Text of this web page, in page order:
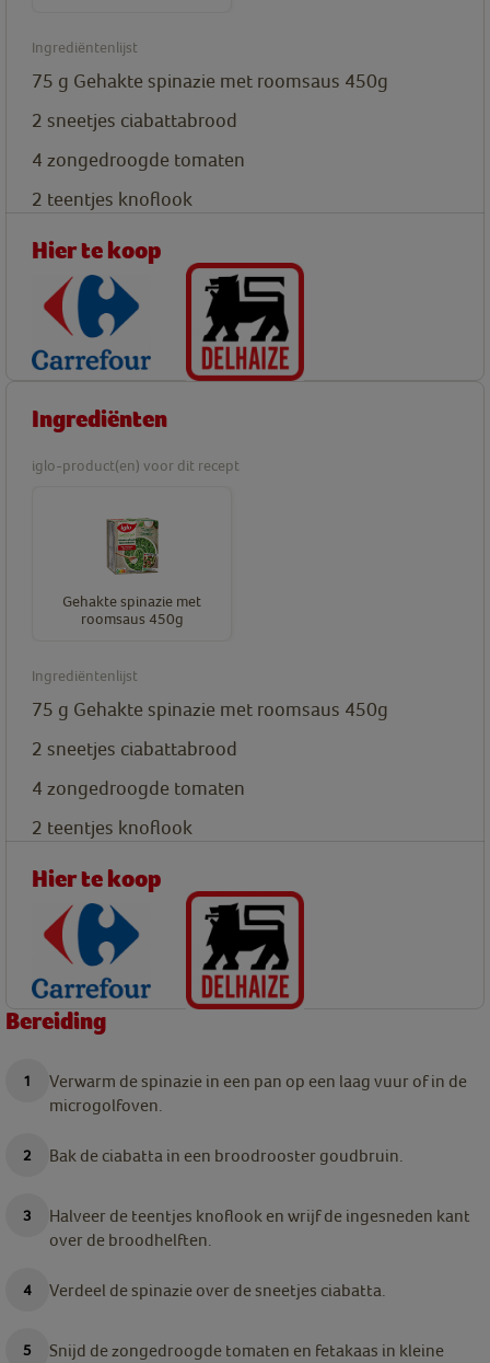
Ingrediëntenlijst
75 g Gehakte spinazie met roomsaus 450g
2 sneetjes ciabattabrood
4 zongedroogde tomaten
2 teentjes knoflook
Hier te koop
Ingrediënten
iglo-product(en) voor dit recept
Gehakte spinazie met
roomsaus 450g
Ingrediëntenlijst
75 g Gehakte spinazie met roomsaus 450g
2 sneetjes ciabattabrood
4 zongedroogde tomaten
2 teentjes knoflook
Hier te koop
Bereiding
Verwarm de spinazie in een pan op een laag vuur of in de
microgolfoven.
Bak de ciabatta in een broodrooster goudbruin.
Halveer de teentjes knoflook en wrijf de ingesneden kant
over de broodhelften.
Verdeel de spinazie over de sneetjes ciabatta.
Snijd de zongedroogde tomaten en fetakaas in kleine